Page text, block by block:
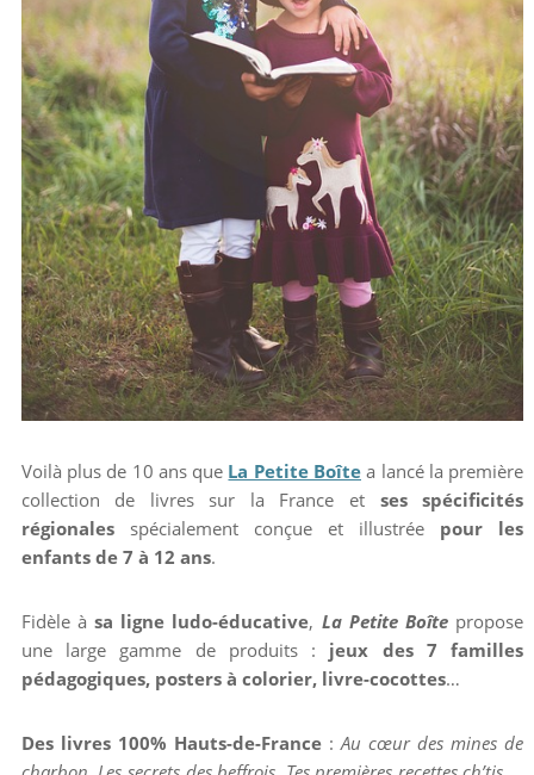
Voilà plus de 10 ans que La Petite Boîte a lancé la première
collection de livres sur la France et ses spécificités
régionalesspécialement conçue et illustrée pour les
enfants de 7 à 12 ans.
Fidèle àsa ligne ludo-éducative, La Petite Boîtepropose
une large gamme de produits : jeux des 7 familles
pédagogiques, posters à colorier, livre-cocottes…
Des livres 100% Hauts-de-France: Au cœur des mines de